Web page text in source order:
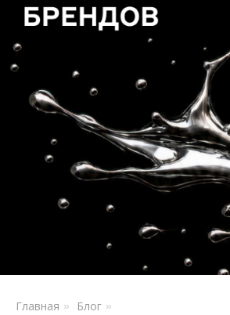
Главная » Блог »